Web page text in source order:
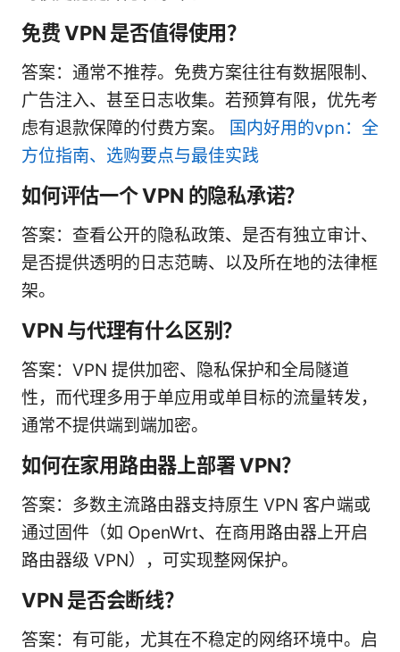
免费 VPN 是否值得使用？
答案：通常不推荐。免费方案往往有数据限制、
广告注入、甚至日志收集。若预算有限，优先考
虑有退款保障的付费方案。
国内好用的vpn：全
方位指南、选购要点与最佳实践
如何评估一个 VPN 的隐私承诺？
答案：查看公开的隐私政策、是否有独立审计、
是否提供透明的日志范畴、以及所在地的法律框
架。
VPN 与代理有什么区别？
答案：VPN 提供加密、隐私保护和全局隧道
性，而代理多用于单应用或单目标的流量转发，
通常不提供端到端加密。
如何在家用路由器上部署 VPN？
答案：多数主流路由器支持原生 VPN 客户端或
通过固件（如 OpenWrt、在商用路由器上开启
路由器级 VPN），可实现整网保护。
VPN 是否会断线？
答案：有可能，尤其在不稳定的网络环境中。启